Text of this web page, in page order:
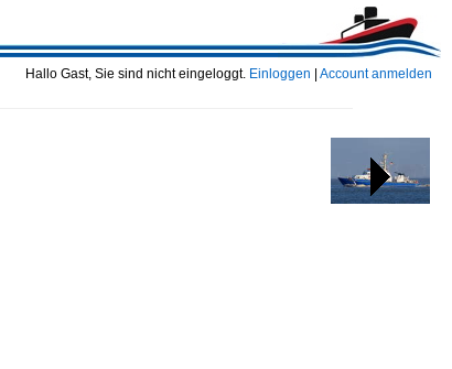
Hallo Gast, Sie sind nicht eingeloggt. Einloggen Account anmelden